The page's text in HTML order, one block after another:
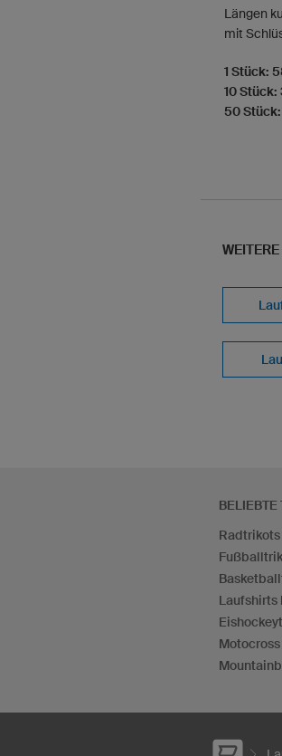
Längen
mit
1 Stück:
10
50
BELIEBTE
Radtrikots
Laufshirts